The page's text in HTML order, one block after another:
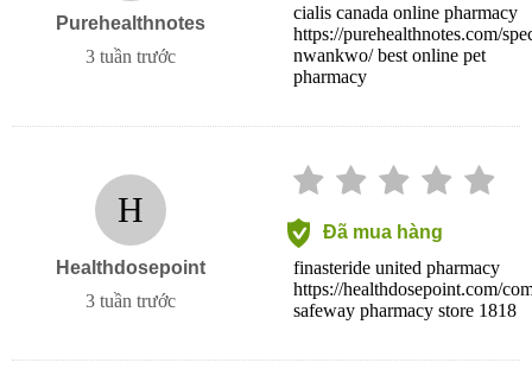
Purehealthnotes
3 tuần trước
cialis canada online pharmacy
https://purehealthnotes.com/
nwankwo/ best online pet
pharmacy
H
Healthdosepoint
3 tuần trước
Đã mua hàng
finasteride united pharmacy
https://healthdosepoint.com/
safeway pharmacy store 1818